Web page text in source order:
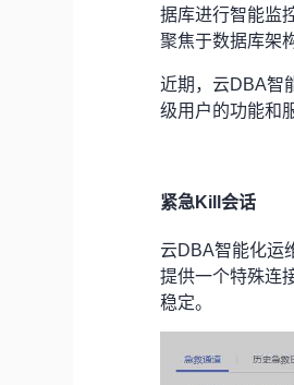
据库进行智能监
聚焦于数据库架
近期，云DBA智
级用户的功能和
紧急Kill会话
云DBA智能化运
提供一个特殊连
稳定。